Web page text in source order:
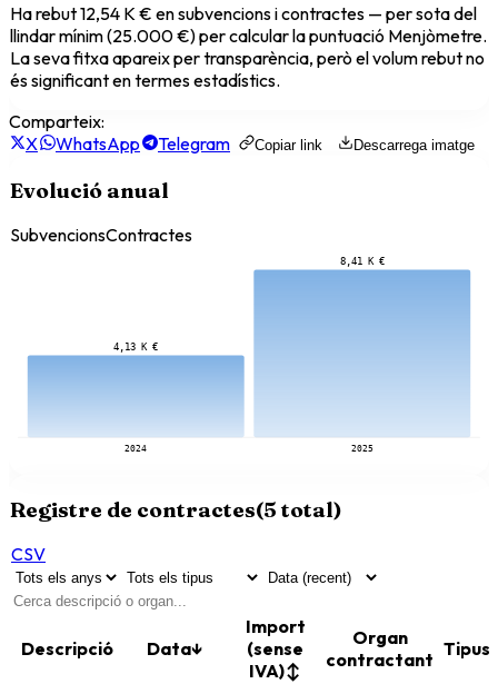
Ha rebut12,54 K € en subvencions i contractes — per sota del
llindar mínim (25.000 €) per calcular la puntuació Menjòmetre.
La seva fitxa apareix per transparència, però el volum rebut no
és significant en termes estadístics.
Comparteix:
X
WhatsApp Telegram Copiar link Descarrega imatge
Evolució anual
SubvencionsContractes
4,13 K €
2024
8,41 K €
2025
Registre de contractes(5 total)
CSV
Descripció Data↓
Import
(sense
IVA)↕
Organ
contractant Tipus